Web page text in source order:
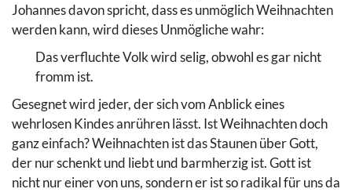
Johannes davon spricht, dass es unmöglich Weihnachten
werden kann, wird dieses Unmögliche wahr:
Das verfluchte Volk wird selig, obwohl es gar nicht
fromm ist.
Gesegnet wird jeder, der sich vom Anblick eines
wehrlosen Kindes anrühren lässt. Ist Weihnachten doch
ganz einfach? Weihnachten ist das Staunen über Gott,
der nur schenkt und liebt und barmherzig ist. Gott ist
nicht nur einer von uns, sondern er ist so radikal für uns da